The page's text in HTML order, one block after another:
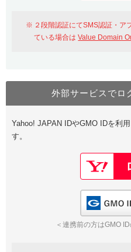
おすすめ One レンタルサー
Value
Google
GMO ID
※AmazonはValue
Value Domain
以下で
Google
GMO ID
２段階認証にてSMS認証・ア
ている場合はValue Domain
外部サービスでロ
Yahoo! JAPAN IDやGMO IDを利
す。
＜連携前の方はGMO